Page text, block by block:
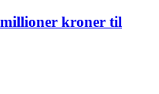
kroner til